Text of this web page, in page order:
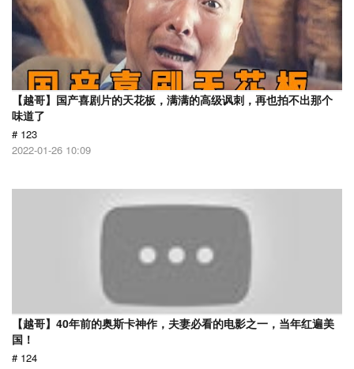
【越哥】国产喜剧片的天花板，满满的高级讽刺，再也拍不出那个
味道了
# 123
2022-01-26 10:09
【越哥】40年前的奥斯卡神作，夫妻必看的电影之一，当年红遍美
国！
# 124